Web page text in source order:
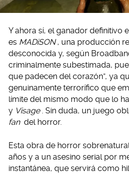
Y ahora sí, el ganador definitivo
es MADiSON , una producción
desconocida y, según
criminalmente subestimada,
que padecen del corazón”, ya
genuinamente terrorífico que
límite del mismo modo que lo
y Visage . Sin duda, un juego
fan del horror.
Esta obra de horror
años y a un asesino serial por
instantánea, que servirá como